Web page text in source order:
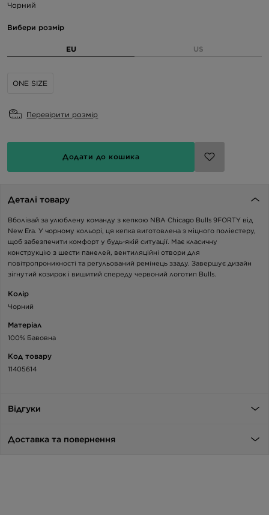
Чорний
Вибери розмір
EU US
ONE SIZE
Перевірити розмір
Додати до кошика
Деталі товару
Вболівай за улюблену команду з кепкою NBA Chicago Bulls 9FORTY від
New Era. У чорному кольорі, ця кепка виготовлена з міцного поліестеру,
щоб забезпечити комфорт у будь-якій ситуації. Має класичну
конструкцію з шести панелей, вентиляційні отвори для
повітропроникності та регульований ремінець ззаду. Завершує дизайн
зігнутий козирок і вишитий спереду червоний логотип Bulls.
Колір
Чорний
Матеріал
100% Бавовна
Код товару
11405614
Відгуки
Доставка та повернення